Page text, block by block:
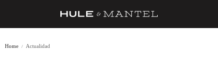
Home Actualidad